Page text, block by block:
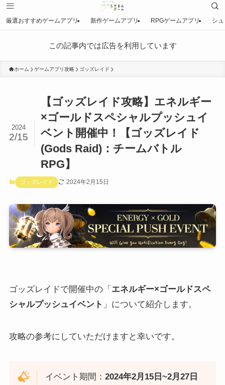
厳選おすすめゲームアプリ 新作ゲームアプリ RPGゲームアプリ シ
この記事内では広告を利用しています
ホーム ゲームアプリ攻略 ゴッズレイド
【ゴッズレイド攻略】エネルギー
×ゴールドスペシャルプッシュイ
ベント開催中！【ゴッズレイド
(Gods Raid)：チームバトル
RPG】
2024
2/15
ゴッズレイド 2024年2月15日
ゴッズレイドで開催中の「 エネルギー×ゴールドスペ
シャルプッシュイベント 」について紹介します。
攻略の参考にしていただけますと幸いです。
イベント期間：2024年2月15日~2月27日